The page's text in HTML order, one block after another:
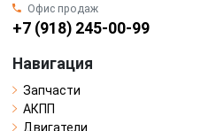
Офис продаж
+7 (918) 245-00-99
Навигация
Запчасти
АКПП
Двигатели